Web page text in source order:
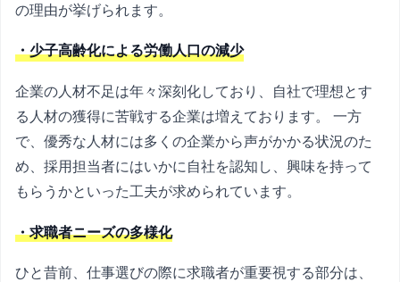
の理由が挙げられます。
・少子高齢化による労働人口の減少
企業の人材不足は年々深刻化しており、自社で理想とす
る人材の獲得に苦戦する企業は増えております。 一方
で、優秀な人材には多くの企業から声がかかる状況のた
め、採用担当者にはいかに自社を認知し、興味を持って
もらうかといった工夫が求められています。
・求職者ニーズの多様化
ひと昔前、仕事選びの際に求職者が重要視する部分は、